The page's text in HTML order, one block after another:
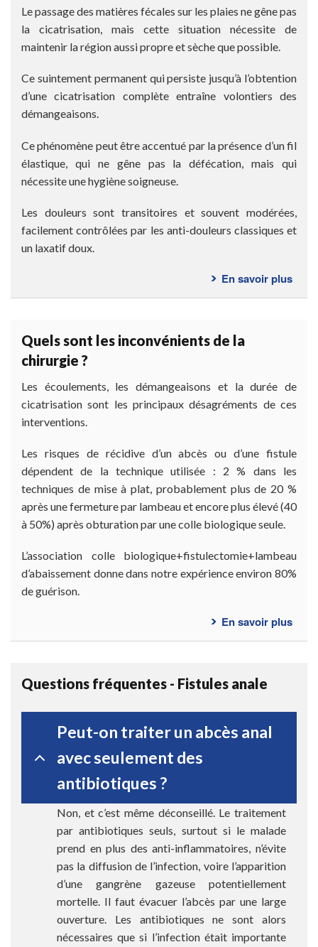
?
Le passage des matières fécales sur les plaies ne gêne pas
la cicatrisation, mais cette situation nécessite de
maintenir la région aussi propre et sèche que possible.
Ce suintement permanent qui persiste jusqu’à l’obtention
d’une cicatrisation complète entraîne volontiers des
démangeaisons.
Ce phénomène peut être accentué par la présence d’un fil
élastique, qui ne gêne pas la défécation, mais qui
nécessite une hygiène soigneuse.
Les douleurs sont transitoires et souvent modérées,
facilement contrôlées par les anti-douleurs classiques et
un laxatif doux.
En savoir plussur
Quels sont les inconvénients de la
chirurgie ?
Les écoulements, les démangeaisons et la durée de
cicatrisation sont les principaux désagréments de ces
interventions.
Les risques de récidive d’un abcès ou d’une fistule
dépendent de la technique utilisée : 2 % dans les
techniques de mise à plat, probablement plus de 20 %
après une fermeture par lambeau et encore plus élevé (40
à 50%) après obturation par une colle biologique seule.
L’association colle biologique+fistulectomie+lambeau
d’abaissement donne dans notre expérience environ 80%
de guérison.
En savoir plussur
Questions fréquentes - Fistules anale
Peut-on traiter un abcès anal
avec seulement des
antibiotiques ?
Non, et c’est même déconseillé. Le traitement
par antibiotiques seuls, surtout si le malade
prend en plus des anti-inflammatoires, n’évite
pas la diffusion de l’infection, voire l’apparition
d’une gangrène gazeuse potentiellement
mortelle. Il faut évacuer l’abcès par une large
ouverture. Les antibiotiques ne sont alors
nécessaires que si l’infection était importante